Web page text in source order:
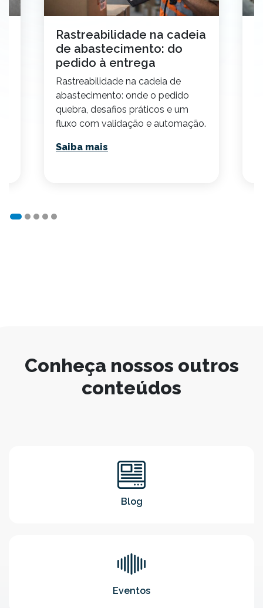
Rastreabilidade na cadeia
de abastecimento: do
pedido à entrega
Rastreabilidade na cadeia de
abastecimento: onde o pedido
quebra, desafios práticos e um
fluxo com validação e automação.
Saiba mais
Conheça nossos outros
conteúdos
Blog
Eventos